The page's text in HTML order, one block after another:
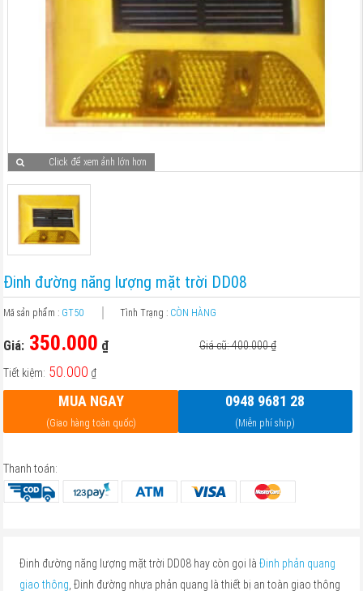
Click để xem ảnh lớn hơn
Đinh đường năng lượng mặt trời DD08
Mã sản phẩm : GT50 Tình Trạng : CÒN HÀNG
Giá: 350.000 ₫ Giá cũ: 400.000₫
Tiết kiệm: 50.000 ₫
MUA NGAY
(Giao hàng toàn quốc)
0948 9681 28
(Miễn phí ship)
Thanh toán:
Đinh đường năng lượng mặt trời DD08 hay còn gọi làĐinh phản quang
giao thông , Đinh đường nhựa phản quang là thiết bị an toàn giao thông